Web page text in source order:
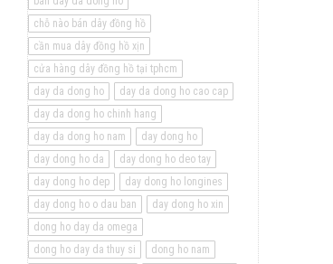
chỗ nào bán dây đồng hồ
cần mua dây đồng hồ xịn
cửa hàng dây đồng hồ tại tphcm
day da dong ho
day da dong ho cao cap
day da dong ho chinh hang
day da dong ho nam
day dong ho
day dong ho da
day dong ho deo tay
day dong ho dep
day dong ho longines
day dong ho o dau ban
day dong ho xin
dong ho day da omega
dong ho day da thuy si
dong ho nam